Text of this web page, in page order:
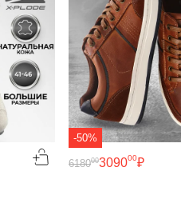
-50%
309000₽
618000